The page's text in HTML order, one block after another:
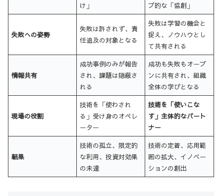
け」
プ的な「協創」
失敗への姿勢
失敗は許されず、責
任追及の対象となる
失敗は学習の機会と
捉え、ノウハウとし
て共有される
情報共有
成功事例のみが報告
され、課題は隠蔽さ
れる
成功も失敗もオープ
ンに共有され、組織
全体の学びとなる
現場の役割
技術を「使わされ
る」受け身のオペレ
ーター
技術を「使いこな
す」主体的なパート
ナー
結果
技術の孤立、限定的
な利用、投資対効果
の未達
技術の定着、応用範
囲の拡大、イノベー
ションの創出